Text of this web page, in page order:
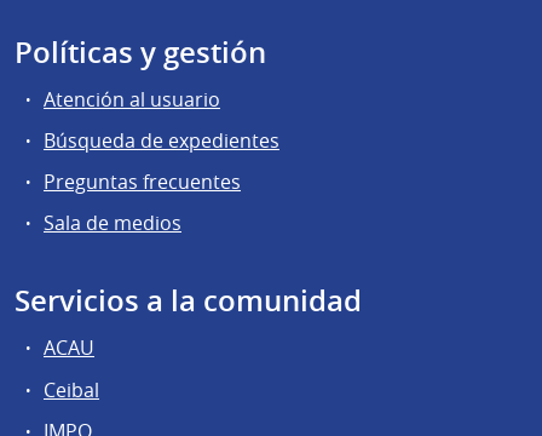
Políticas y gestión
Atención al usuario
Búsqueda de expedientes
Preguntas frecuentes
Sala de medios
Servicios a la comunidad
ACAU
Ceibal